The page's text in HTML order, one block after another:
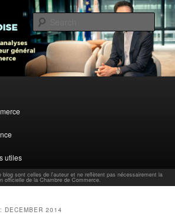
Blog
: Actualités, tendances et analyses par Carlo
Chambre de Commerce
utiles
blog sont celles de l'auteur et ne reflètent pas nécessairement la
officielle de la Chambre de Commerce.
DECEMBER 2014